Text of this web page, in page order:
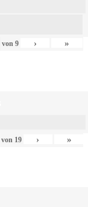
von9 › »
von 19 › »